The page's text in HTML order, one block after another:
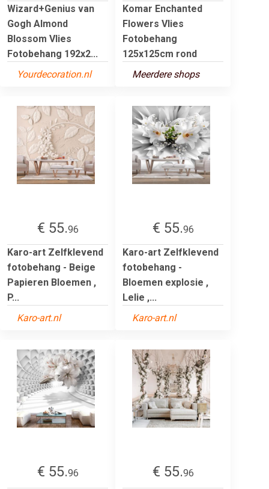
Wizard+Genius van
Gogh Almond
Blossom Vlies
Fotobehang 192x2...
Yourdecoration.nl
Komar Enchanted
Flowers Vlies
Fotobehang
125x125cm rond
Meerdere shops
€ 55.96
Karo-art Zelfklevend
fotobehang - Beige
Papieren Bloemen ,
P...
Karo-art.nl
€ 55.96
Karo-art Zelfklevend
fotobehang -
Bloemen explosie ,
Lelie ,...
Karo-art.nl
€ 55.96
€ 55.96